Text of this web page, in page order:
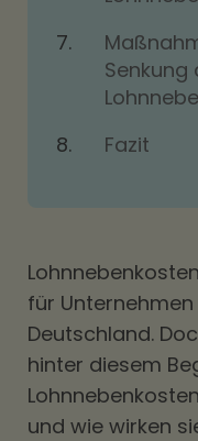
Senkung
Fazit
für
Deutschland.
hinter diesem
und wie wirken